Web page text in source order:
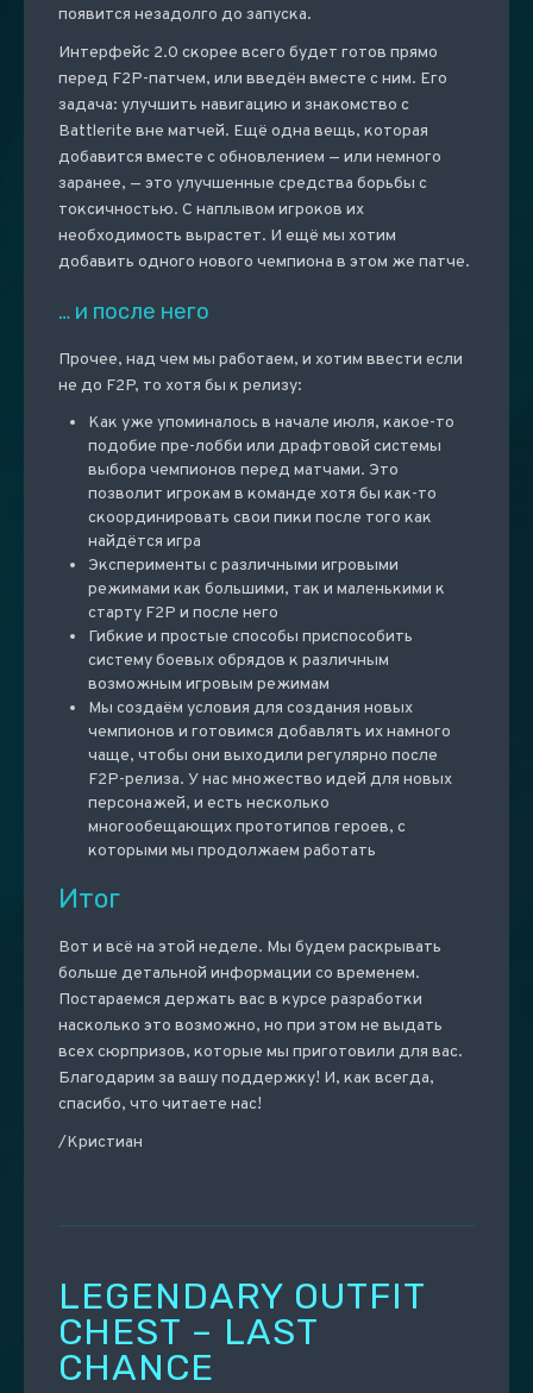
появится незадолго до запуска.
Интерфейс 2.0 скорее всего будет готов прямо
перед F2P-патчем, или введён вместе с ним. Его
задача: улучшить навигацию и знакомство с
Battlerite вне матчей. Ещё одна вещь, которая
добавится вместе с обновлением — или немного
заранее, — это улучшенные средства борьбы с
токсичностью. С наплывом игроков их
необходимость вырастет. И ещё мы хотим
добавить одного нового чемпиона в этом же патче.
… и после него
Прочее, над чем мы работаем, и хотим ввести если
не до F2P, то хотя бы к релизу:
Как уже упоминалось в начале июля, какое-то
подобие пре-лобби или драфтовой системы
выбора чемпионов перед матчами. Это
позволит игрокам в команде хотя бы как-то
скоординировать свои пики после того как
найдётся игра
Эксперименты с различными игровыми
режимами как большими, так и маленькими к
старту F2P и после него
Гибкие и простые способы приспособить
систему боевых обрядов к различным
возможным игровым режимам
Мы создаём условия для создания новых
чемпионов и готовимся добавлять их намного
чаще, чтобы они выходили регулярно после
F2P-релиза. У нас множество идей для новых
персонажей, и есть несколько
многообещающих прототипов героев, с
которыми мы продолжаем работать
Итог
Вот и всё на этой неделе. Мы будем раскрывать
больше детальной информации со временем.
Постараемся держать вас в курсе разработки
насколько это возможно, но при этом не выдать
всех сюрпризов, которые мы приготовили для вас.
Благодарим за вашу поддержку! И, как всегда,
спасибо, что читаете нас!
/Кристиан
LEGENDARY OUTFIT
CHEST – LAST
CHANCE